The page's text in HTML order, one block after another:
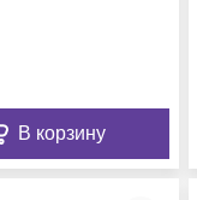
В корзину